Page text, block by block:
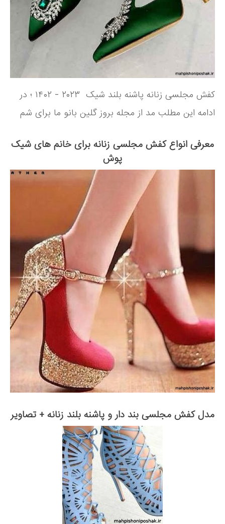
کفش مجلسی زنانه پاشنه بلند شیک ۲۰۲۳ - ۱۴۰۲ ؛ در
ادامه این مطلب مد از مجله بروز گلین بانو ما برای شم
معرفی انواع کفش مجلسی زنانه برای خانم های شیک
پوش
مدل کفش مجلسی بند دار و پاشنه بلند زنانه + تصاویر